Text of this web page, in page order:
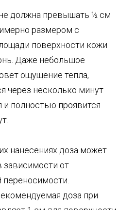
должна превышать ½ см
размером с
поверхности кожи
Даже небольшое
ощущение тепла,
через несколько минут
и полностью проявится
нанесениях доза может
зависимости от
доза при